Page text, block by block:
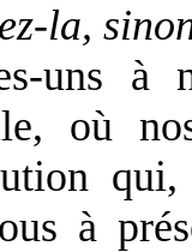
la,
uns à
où
à